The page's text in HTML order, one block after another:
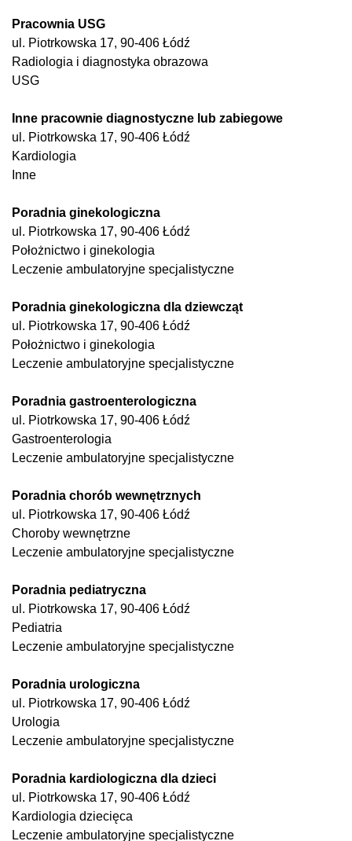
Pracownia USG
ul. Piotrkowska 17, 90-406 Łódź
Radiologia i diagnostyka obrazowa
USG
Inne pracownie diagnostyczne lub zabiegowe
ul. Piotrkowska 17, 90-406 Łódź
Kardiologia
Inne
Poradnia ginekologiczna
ul. Piotrkowska 17, 90-406 Łódź
Położnictwo i ginekologia
Leczenie ambulatoryjne specjalistyczne
Poradnia ginekologiczna dla dziewcząt
ul. Piotrkowska 17, 90-406 Łódź
Położnictwo i ginekologia
Leczenie ambulatoryjne specjalistyczne
Poradnia gastroenterologiczna
ul. Piotrkowska 17, 90-406 Łódź
Gastroenterologia
Leczenie ambulatoryjne specjalistyczne
Poradnia chorób wewnętrznych
ul. Piotrkowska 17, 90-406 Łódź
Choroby wewnętrzne
Leczenie ambulatoryjne specjalistyczne
Poradnia pediatryczna
ul. Piotrkowska 17, 90-406 Łódź
Pediatria
Leczenie ambulatoryjne specjalistyczne
Poradnia urologiczna
ul. Piotrkowska 17, 90-406 Łódź
Urologia
Leczenie ambulatoryjne specjalistyczne
Poradnia kardiologiczna dla dzieci
ul. Piotrkowska 17, 90-406 Łódź
Kardiologia dziecięca
Leczenie ambulatoryjne specjalistyczne